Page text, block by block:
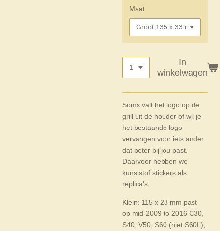
Maat
In
winkelwagen
Soms valt het logo op de
grill uit de houder of wil je
het bestaande logo
vervangen voor iets ander
dat beter bij jou past.
Daarvoor hebben we
kunststof stickers als
replica's.
Klein: 115 x 28 mm past
op mid-2009 to 2016 C30,
S40, V50, S60 (niet S60L),